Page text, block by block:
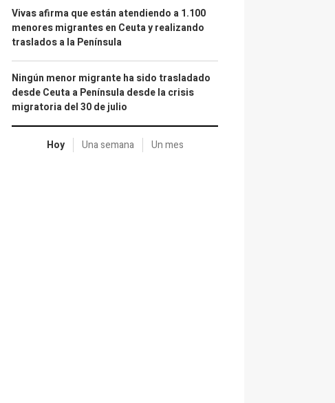
Vivas afirma que están atendiendo a 1.100
menores migrantes en Ceuta y realizando
traslados a la Península
Ningún menor migrante ha sido trasladado
desde Ceuta a Península desde la crisis
migratoria del 30 de julio
Hoy Una semana Un mes